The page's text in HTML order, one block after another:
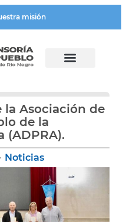
misión
la Asociación de
de la
(ADPRA).
Noticias